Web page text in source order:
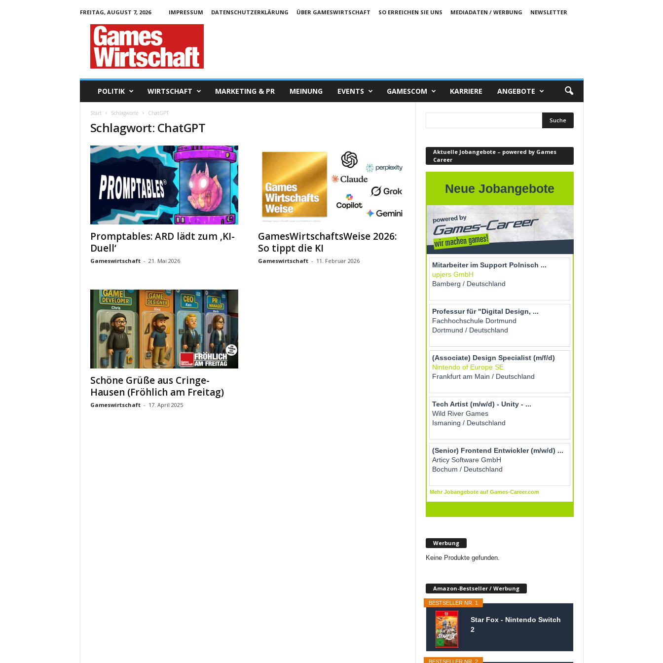
FREITAG, AUGUST 7, 2026 IMPRESSUM DATENSCHUTZERKLÄRUNG ÜBER GAMESWIRTSCHAFT SO ERREICHEN SIE UNS MEDIADATEN / WERBUNG
NEWSLETTER
POLITIK WIRTSCHAFT MARKETING & PR MEINUNG EVENTS GAMESCOM KARRIERE ANGEBOTE
Start Schlagworte ChatGPT
Schlagwort: ChatGPT
Promptables: ARD lädt zum ‚KI-
Duell‘
Gameswirtschaft - 21. Mai 2026
GamesWirtschaftsWeise 2026:
So tippt die KI
Gameswirtschaft - 11. Februar 2026
Schöne Grüße aus Cringe-
Hausen (Fröhlich am Freitag)
Gameswirtschaft - 17. April 2025
Aktuelle Jobangebote – powered by Games
Career
Werbung
Keine Produkte gefunden.
Amazon-Bestseller / Werbung
BESTSELLER NR. 1
Star Fox - Nintendo Switch
2
BESTSELLER NR. 2